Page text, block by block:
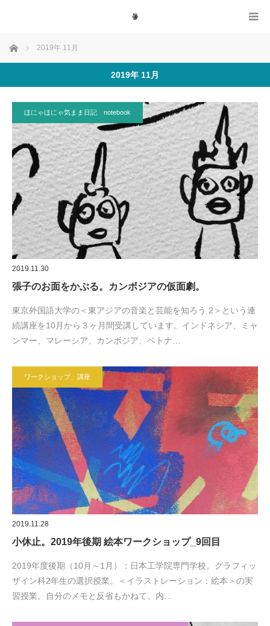
ホーム 2019年 11月
2019年 11月
ほにゃほにゃ気まま日記 notebook
2019.11.30
張子のお面をかぶる。カンボジアの仮面劇。
東京外国語大学の＜東アジアの音楽と芸能を知ろう 2＞という連
続講座を10月から３ヶ月間受講しています。インドネシア、ミャ
ンマー、マレーシア、カンボジア、ベトナ…
ワークショップ、講座
2019.11.28
小休止。2019年後期 絵本ワークショップ_9回目
2019年度後期（10月～1月）：日本工学院専門学校。グラフィッ
ザイン科2年生の選択授業。＜イラストレーション：絵本＞の実
習授業。自分のメモと反省もかねて、内…